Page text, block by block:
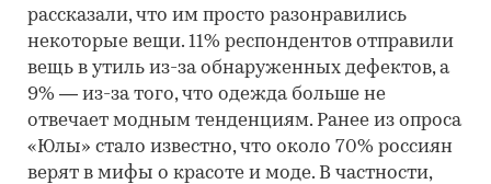
рассказали, что им просто разонравились
некоторые вещи. 11% респондентов отправили
вещь в утиль из-за обнаруженных дефектов, а
9% — из-за того, что одежда больше не
отвечает модным тенденциям. Ранее из опроса
«Юлы» стало известно, что около 70% россиян
верят в мифы о красоте и моде. В частности,